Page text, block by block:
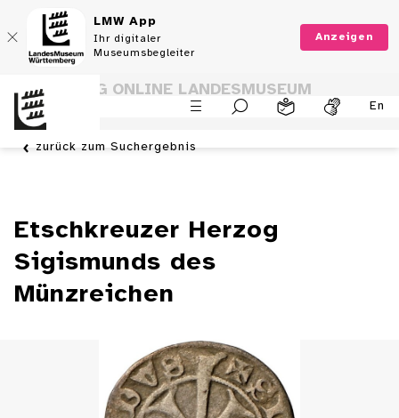
LMW App
Ihr digitaler
Museumsbegleiter
Anzeigen
En
SAMMLUNG ONLINE LANDESMUSEUM
WÜRTTEMBERG
zurück zum Suchergebnis
Etschkreuzer Herzog
Sigismunds des
Münzreichen